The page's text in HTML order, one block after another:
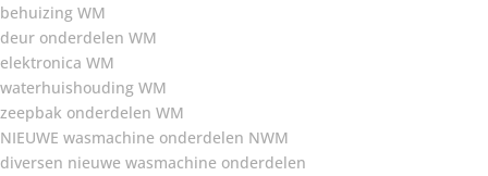
behuizing WM
deur onderdelen WM
elektronica WM
waterhuishouding WM
zeepbak onderdelen WM
NIEUWE wasmachine onderdelen NWM
diversen nieuwe wasmachine onderdelen